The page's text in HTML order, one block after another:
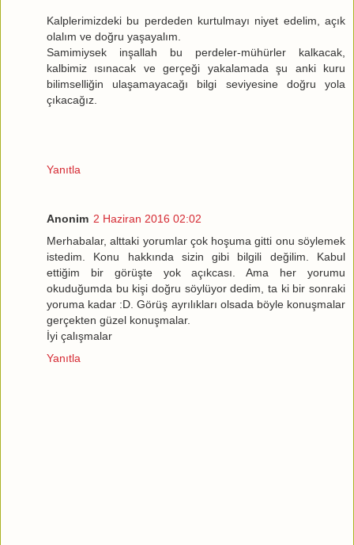
Kalplerimizdeki bu perdeden kurtulmayı niyet edelim, açık
olalım ve doğru yaşayalım.
Samimiysek inşallah bu perdeler-mühürler kalkacak,
kalbimiz ısınacak ve gerçeği yakalamada şu anki kuru
bilimselliğin ulaşamayacağı bilgi seviyesine doğru yola
çıkacağız.
Yanıtla
Anonim 2 Haziran 2016 02:02
Merhabalar, alttaki yorumlar çok hoşuma gitti onu söylemek
istedim. Konu hakkında sizin gibi bilgili değilim. Kabul
ettiğim bir görüşte yok açıkcası. Ama her yorumu
okuduğumda bu kişi doğru söylüyor dedim, ta ki bir sonraki
yoruma kadar :D. Görüş ayrılıkları olsada böyle konuşmalar
gerçekten güzel konuşmalar.
İyi çalışmalar
Yanıtla